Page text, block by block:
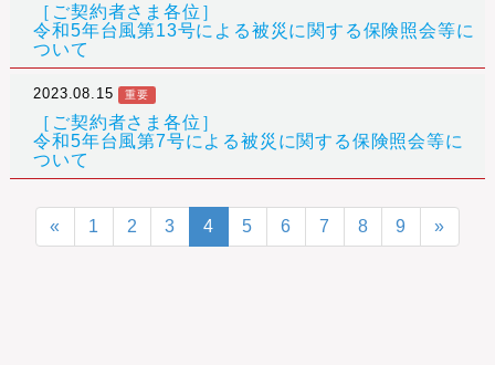
［ご契約者さま各位］
令和5年台風第13号による被災に関する保険照会等に
ついて
2023.08.15 重要
［ご契約者さま各位］
令和5年台風第7号による被災に関する保険照会等に
ついて
« 1 2 3 4 5 6 7 8 9 »